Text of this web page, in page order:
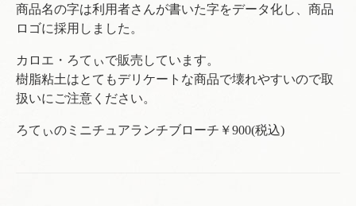
商品名の字は利用者さんが書いた字をデータ化し、商品
ロゴに採用しました。
カロエ・ろてぃで販売しています。
樹脂粘土はとてもデリケートな商品で壊れやすいので取
扱いにご注意ください。
ろてぃのミニチュアランチブローチ￥900(税込)